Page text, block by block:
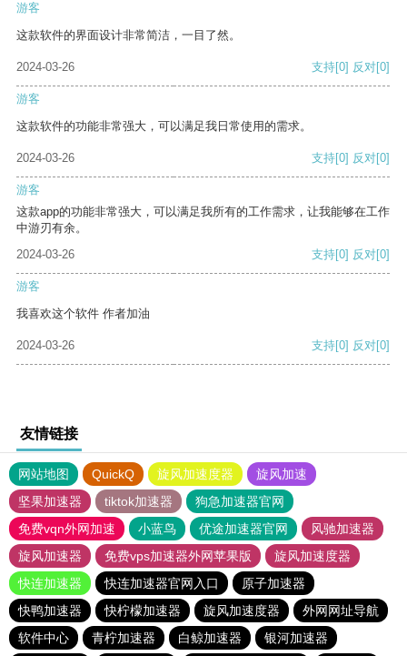
游客
这款软件的界面设计非常简洁，一目了然。
2024-03-26 支持[0] 反对[0]
游客
这款软件的功能非常强大，可以满足我日常使用的需求。
2024-03-26 支持[0] 反对[0]
游客
这款app的功能非常强大，可以满足我所有的工作需求，让我能够在工作
中游刃有余。
2024-03-26
支持[0] 反对[0]
游客
我喜欢这个软件 作者加油
2024-03-26 支持[0] 反对[0]
友情链接
网站地图 QuickQ 旋风加速度器
旋风加速
坚果加速器
tiktok加速器
狗急加速器官网
免费vqn外网加速
小蓝鸟 优途加速器官网
风驰加速器
旋风加速器
免费vps加速器外网苹果版
旋风加速度器
快连加速器
快连加速器官网入口
原子加速器
快鸭加速器
快柠檬加速器 旋风加速度器
外网网址导航
软件中心
青柠加速器 白鲸加速器 银河加速器